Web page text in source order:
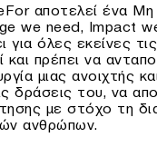
αποτελεί ένα
we need, Impact
για όλες εκείνες
και πρέπει να
μιας ανοιχτής
δράσεις του, να
με στόχο τη
ανθρώπων.